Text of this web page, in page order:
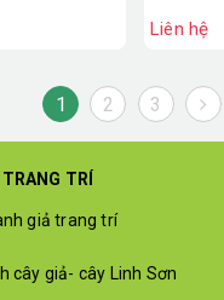
Liên hệ
1 2 3
TRÍ
giả trang trí
cây giả- cây Linh Sơn